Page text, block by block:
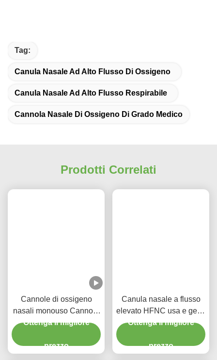
Tag:
Canula Nasale Ad Alto Flusso Di Ossigeno
Canula Nasale Ad Alto Flusso Respirabile
Cannola Nasale Di Ossigeno Di Grado Medico
Prodotti Correlati
Cannole di ossigeno
nasali monouso Cannole
nasali ad alto flusso per
Ottenga il migliore
prezzo
Canula nasale a flusso
elevato HFNC usa e getta
per adulti e bambini
Ottenga il migliore
prezzo